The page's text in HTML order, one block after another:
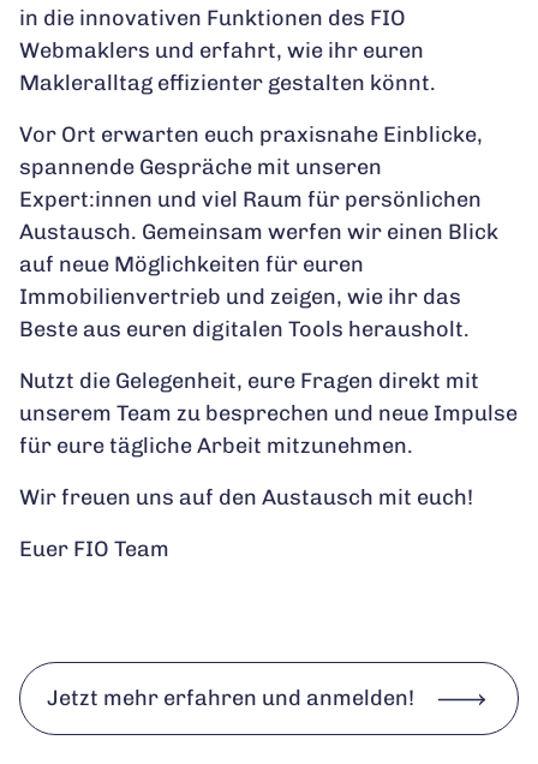
in die innovativen Funktionen des FIO
Webmaklers und erfahrt, wie ihr euren
Makleralltag effizienter gestalten könnt.
Vor Ort erwarten euch praxisnahe Einblicke,
spannende Gespräche mit unseren
Expert:innen und viel Raum für persönlichen
Austausch. Gemeinsam werfen wir einen Blick
auf neue Möglichkeiten für euren
Immobilienvertrieb und zeigen, wie ihr das
Beste aus euren digitalen Tools herausholt.
Nutzt die Gelegenheit, eure Fragen direkt mit
unserem Team zu besprechen und neue Impulse
für eure tägliche Arbeit mitzunehmen.
Wir freuen uns auf den Austausch mit euch!
Euer FIO Team
Jetzt mehr erfahren und anmelden!